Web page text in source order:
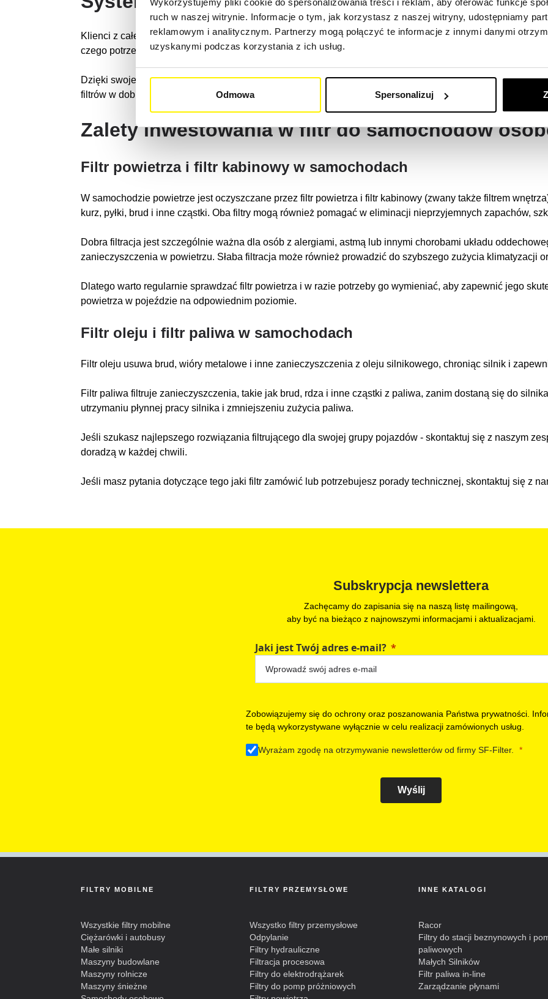
Wykorzystujemy pliki cookie do spersonalizowania treści i reklam, aby oferować funkcje
ruch w naszej witrynie. Informacje o tym, jak korzystasz z naszej witryny, udostępniamy
reklamowym i analitycznym. Partnerzy mogą połączyć te informacje z innymi danymi
uzyskanymi podczas korzystania z ich usług.
Odmowa Spersonalizuj
Klienci z całego świata korzystają z naszych filtrów, ponieważ posiadamy ponad 40'000 filtrów
czego potrzebują.
Dzięki swojej wszechstronności i wydajności maszyny stały się niezbędnym narzędziem w wielu
filtrów w dobrym stanie, aby zapewnić ich płynną pracę.
Zalety inwestowania w filtr do samochodów
Filtr powietrza i filtr kabinowy w samochodach
W samochodzie powietrze jest oczyszczane przez filtr powietrza i filtr kabinowy (zwany także filtrem
kurz, pyłki, brud i inne cząstki. Oba filtry mogą również pomagać w eliminacji nieprzyjemnych zapachów,
Dobra filtracja jest szczególnie ważna dla osób z alergiami, astmą lub innymi chorobami układu
zanieczyszczenia w powietrzu. Słaba filtracja może również prowadzić do szybszego zużycia klimatyzacji
Dlatego warto regularnie sprawdzać filtr powietrza i w razie potrzeby go wymieniać, aby zapewnić jego
powietrza w pojeździe na odpowiednim poziomie.
Filtr oleju i filtr paliwa w samochodach
Filtr oleju usuwa brud, wióry metalowe i inne zanieczyszczenia z oleju silnikowego, chroniąc silnik i
Filtr paliwa filtruje zanieczyszczenia, takie jak brud, rdza i inne cząstki z paliwa, zanim dostaną się do
utrzymaniu płynnej pracy silnika i zmniejszeniu zużycia paliwa.
Jeśli szukasz najlepszego rozwiązania filtrującego dla swojej grupy pojazdów - skontaktuj się z naszym
doradzą w każdej chwili.
Jeśli masz pytania dotyczące tego jaki filtr zamówić lub potrzebujesz porady technicznej, skontaktuj się z
Subskrypcja newslettera
Zachęcamy do zapisania się na naszą listę mailingową,
aby być na bieżąco z najnowszymi informacjami i aktualizacjami.
Jaki jest Twój adres e-mail?
Zobowiązujemy się do ochrony oraz poszanowania Państwa prywatności.
te będą wykorzystywane wyłącznie w celu realizacji zamówionych usług.
Wyrażam zgodę na otrzymywanie newsletterów od firmy SF-Filter.
Wyślij
FILTRY MOBILNE
Wszystkie filtry mobilne
Ciężarówki i autobusy
Małe silniki
Maszyny budowlane
Maszyny rolnicze
Maszyny śnieżne
FILTRY PRZEMYSŁOWE
Wszystko filtry przemysłowe
Odpylanie
Filtry hydrauliczne
Filtracja procesowa
Filtry do elektrodrążarek
Filtry do pomp próżniowych
INNE KATALOGI
Racor
Filtry do stacji beznynowych i
paliwowych
Małych Silników
Filtr paliwa in-line
Zarządzanie płynami